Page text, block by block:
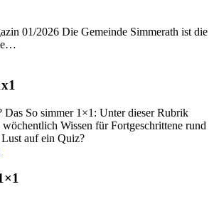
01/2026 Die Gemeinde Simmerath ist die
Das So simmer 1×1: Unter dieser Rubrik
Wissen für Fortgeschrittene rund
auf ein Quiz?